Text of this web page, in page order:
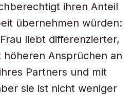
ihren Anteil
übernehmen würden:
liebt differenzierter,
Ansprüchen an
Partners und mit
sie ist nicht weniger